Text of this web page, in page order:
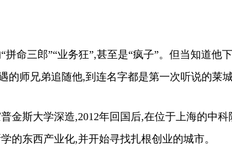
三郎”“业务狂”,甚至是“疯子”。但当知道他
的师兄弟追随他,到连名字都是第一次听说的莱
斯大学深造,2012年回国后,在位于上海的中科
的东西产业化,并开始寻找扎根创业的城市。